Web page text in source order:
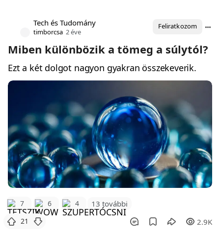
Tech és Tudomány
timborcsa 2 éve
Feliratkozom
Miben különbözik a tömeg a súlytól?
Ezt a két dolgot nagyon gyakran összekeverik.
7 6 4 13 további
21 2.9K